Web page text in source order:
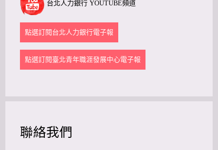
台北人力銀行 YOUTUBE頻道
點選訂閱台北人力銀行電子報
點選訂閱臺北青年職涯發展中心電子報
聯絡我們